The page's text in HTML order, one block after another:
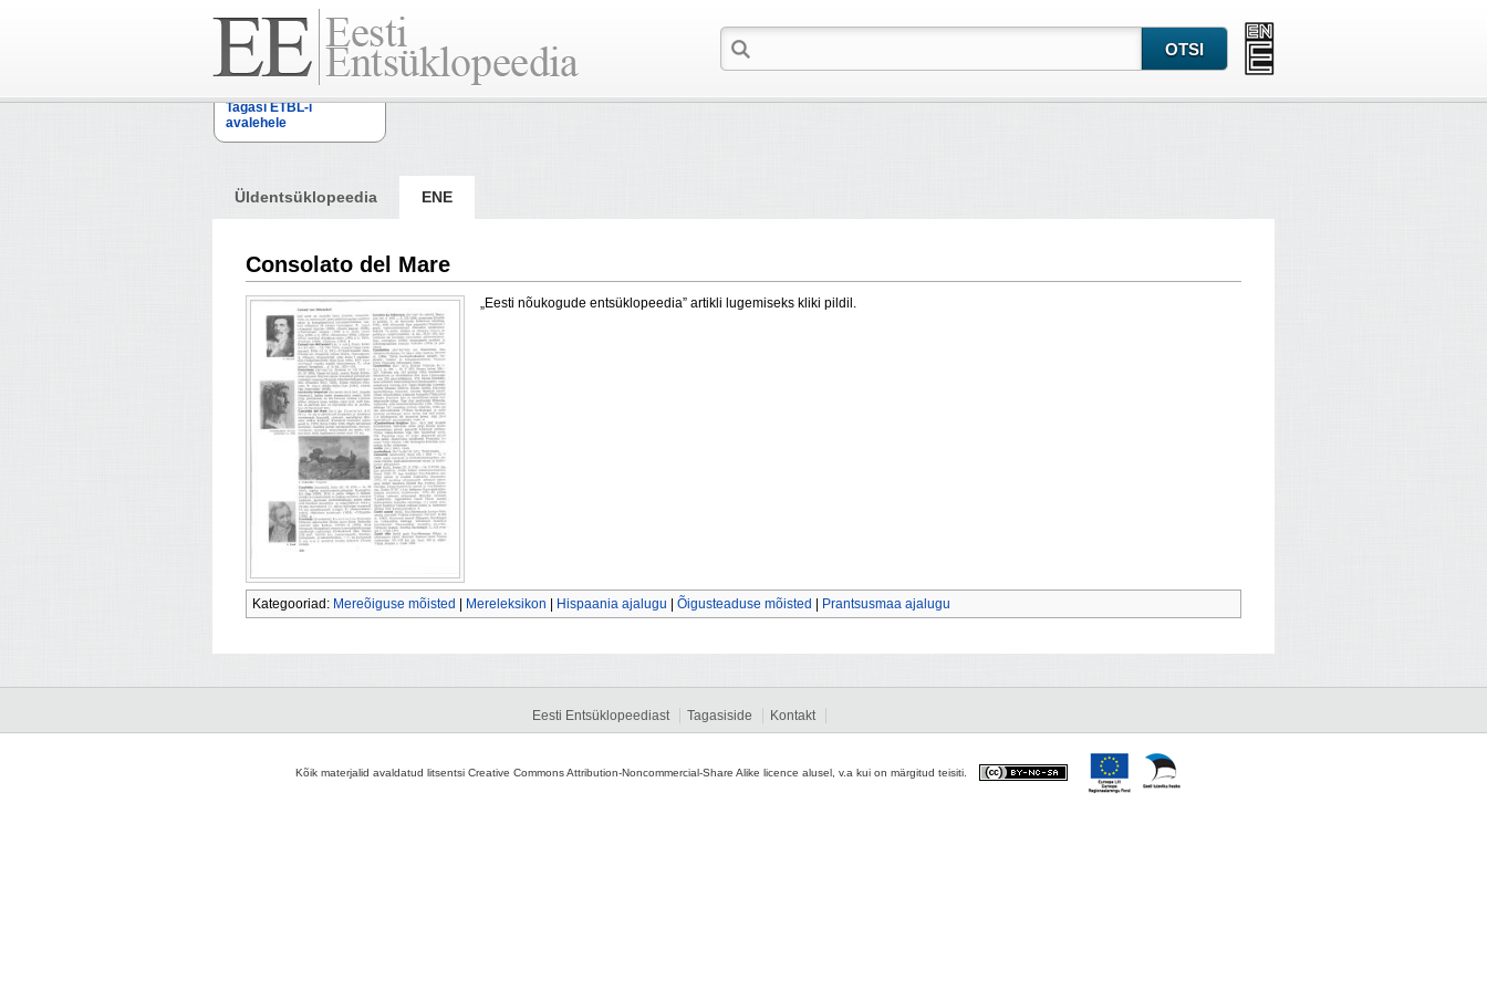
Tagasi ETBL-i
avalehele
Üldentsüklopeedia ENE
Consolato del Mare
„Eesti nõukogude entsüklopeedia” artikli lugemiseks kliki pildil.
Kategooriad: Mereõiguse mõisted Mereleksikon Hispaania ajalugu Õigusteaduse mõisted Prantsusmaa ajalugu
Eesti Entsüklopeediast Tagasiside Kontakt
Kõik materjalid avaldatud litsentsi Creative Commons Attribution-Noncommercial-Share Alike licence alusel, v.a kui on märgitud teisiti.